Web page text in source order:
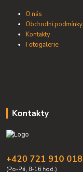
O nás
Obchodní podmínky
Kontakty
Fotogalerie
Kontakty
+420 721 910 018
(Po-Pá, 8-16 hod.)